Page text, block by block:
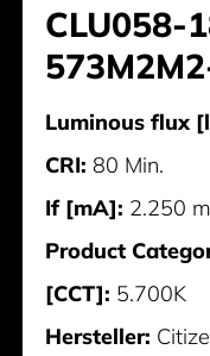
CLU058-
Luminous flux
CRI: 80 Min.
If [mA]: 2.250
Product
[CCT]: 5.700K
Hersteller: